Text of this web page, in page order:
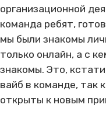
организационной
команда ребят,
мы были знакомы
только онлайн, а с
знакомы. Это,
вайб в команде, так
открыты к новым